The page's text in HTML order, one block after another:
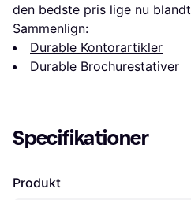
den bedste pris lige nu blandt
Sammenlign:
Durable Kontorartikler
Durable Brochurestativer
Specifikationer
Produkt